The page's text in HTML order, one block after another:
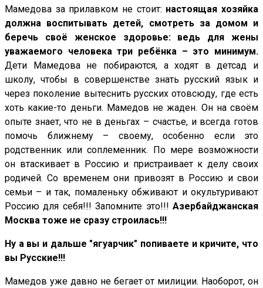
Мамедова за прилавком не стоит: настоящая хозяйка
должна воспитывать детей, смотреть за домом и
беречь своё женское здоровье: ведь для жены
уважаемого человека три ребёнка – это минимум.
Дети Мамедова не побираются, а ходят в детсад и
школу, чтобы в совершенстве знать русский язык и
через поколение вытеснить русских отовсюду, где есть
хоть какие-то деньги. Мамедов не жаден. Он на своём
опыте знает, что не в деньгах – счастье, и всегда готов
помочь ближнему – своему, особенно если это
родственник или соплеменник. По мере возможности
он втаскивает в Россию и пристраивает к делу своих
родичей. Со временем они привозят в Россию и свои
семьи – и так, помаленьку обживают и окультуривают
Россию для себя!!! Запомните это!!! Азербайджанская
Москва тоже не сразу строилась!!!
Ну а вы и дальше "ягуарчик" попиваете и кричите, что
вы Русские!!!
Мамедов уже давно не бегает от милиции. Наоборот, он